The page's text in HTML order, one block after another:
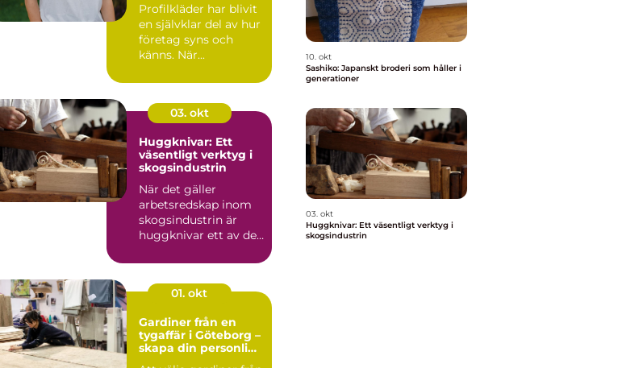
Profilkläder har blivit
en självklar del av hur
företag syns och
känns. När...
03. okt
Huggknivar: Ett
väsentligt verktyg i
skogsindustrin
När det gäller
arbetsredskap inom
skogsindustrin är
huggknivar ett av de
01. okt
Gardiner från en
tygaffär i Göteborg –
skapa din personliga
10. okt
Sashiko: Japanskt broderi som håller i
generationer
03. okt
Huggknivar: Ett väsentligt verktyg i
skogsindustrin